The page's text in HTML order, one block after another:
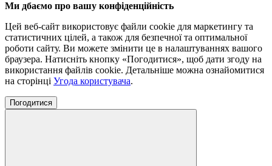
Ми дбаємо про вашу конфіденційність
Цей веб-сайт використовує файли cookie для маркетингу та
статистичних цілей, а також для безпечної та оптимальної
роботи сайту. Ви можете змінити це в налаштуваннях вашого
браузера. Натисніть кнопку «Погодитися», щоб дати згоду на
використання файлів cookie. Детальніше можна ознайомитися
на сторінці Угода користувача.
Погодитися